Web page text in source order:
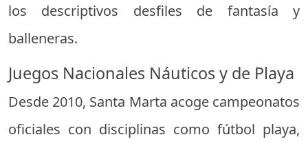
los descriptivos desfiles de fantasía y
balleneras.
Juegos Nacionales Náuticos y de Playa
Desde 2010, Santa Marta acoge campeonatos
oficiales con disciplinas como fútbol playa,